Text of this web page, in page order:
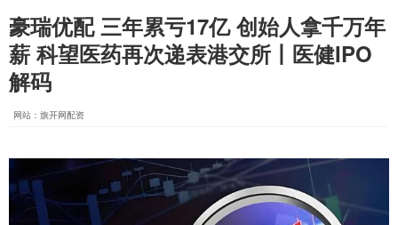
豪瑞优配 三年累亏17亿 创始人拿千万年
薪 科望医药再次递表港交所丨医健IPO
解码
网站：旗开网配资